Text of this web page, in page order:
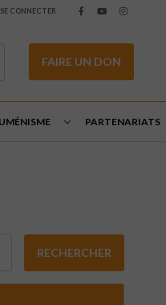
SE CONNECTER
FAIRE UN DON
PARTENARIATS
RECHERCHER